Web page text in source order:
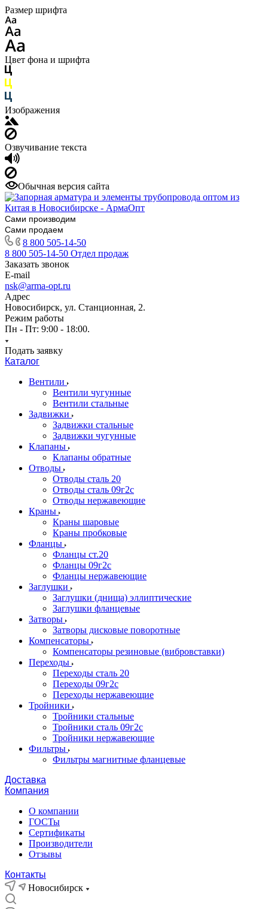
Размер шрифта
Цвет фона и шрифта
Изображения
Озвучивание текста
Обычная версия сайта
Сами производим
Сами продаем
8 800 505-14-50
8 800 505-14-50 Отдел продаж
Заказать звонок
E-mail
nsk@arma-opt.ru
Адрес
Новосибирск, ул. Станционная, 2.
Режим работы
Пн - Пт: 9:00 - 18:00.
Подать заявку
Каталог
Вентили
Вентили чугунные
Вентили стальные
Задвижки
Задвижки стальные
Задвижки чугунные
Клапаны
Клапаны обратные
Отводы
Отводы сталь 20
Отводы сталь 09г2с
Отводы нержавеющие
Краны
Краны шаровые
Краны пробковые
Фланцы
Фланцы ст.20
Фланцы 09г2с
Фланцы нержавеющие
Заглушки
Заглушки (днища) эллиптические
Заглушки фланцевые
Затворы
Затворы дисковые поворотные
Компенсаторы
Компенсаторы резиновые (вибровставки)
Переходы
Переходы сталь 20
Переходы 09г2с
Переходы нержавеющие
Тройники
Тройники стальные
Тройники сталь 09г2с
Тройники нержавеющие
Фильтры
Фильтры магнитные фланцевые
Доставка
Компания
О компании
ГОСТы
Сертификаты
Производители
Отзывы
Контакты
Новосибирск